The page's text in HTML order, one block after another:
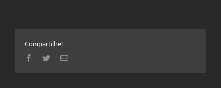
Compartilhe!
Facebook
TwitterE-